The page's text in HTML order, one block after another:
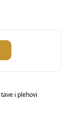
i plehovi